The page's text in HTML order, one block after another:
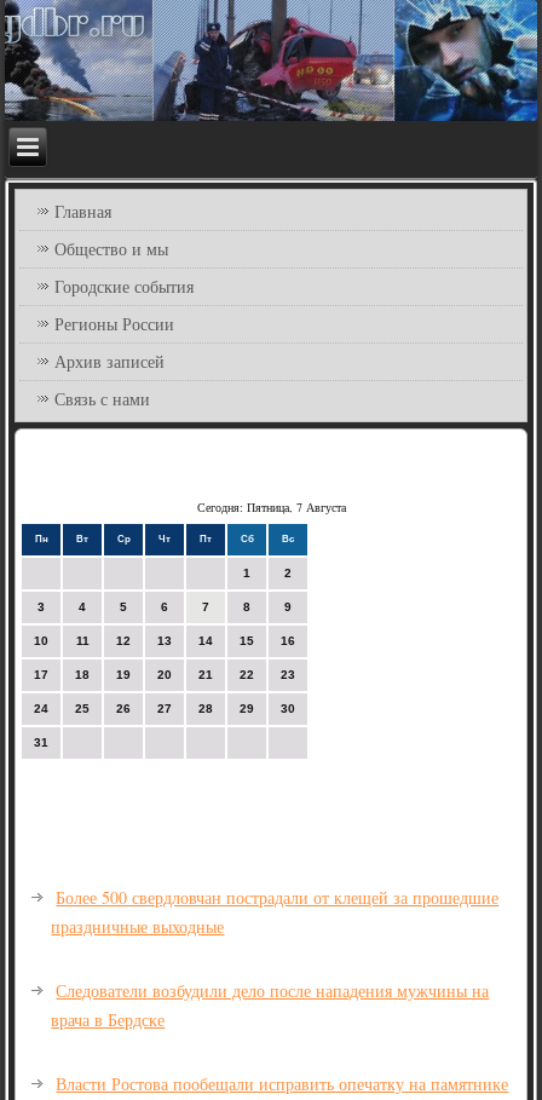
Главная
Общество и мы
Городские события
Регионы России
Архив записей
Связь с нами
Сегодня: Пятница, 7 Августа
Пн Вт Ср Чт Пт Сб Вс
1 2
3 4 5 6 7 8 9
10 11 12 13 14 15 16
17 18 19 20 21 22 23
24 25 26 27 28 29 30
31
Более 500 свердловчан пострадали от клещей за прошедшие
праздничные выходные
Следователи возбудили дело после нападения мужчины на
врача в Бердске
Власти Ростова пообещали исправить опечатку на памятнике